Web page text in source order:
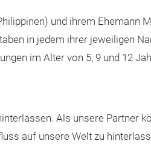
und ihrem Ehemann
in jedem ihrer jeweiligen
im Alter von 5, 9 und 12
Als unsere Partner
auf unsere Welt zu